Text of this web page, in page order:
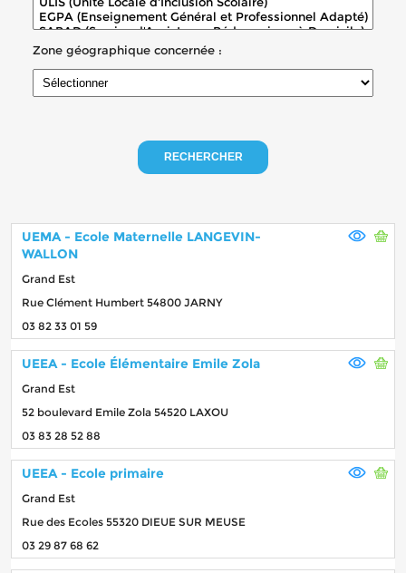
Zone géographique concernée :
RECHERCHER
UEMA - Ecole Maternelle LANGEVIN-
WALLON
Grand Est
Rue Clément Humbert 54800 JARNY
03 82 33 01 59
UEEA - Ecole Élémentaire Emile Zola
Grand Est
52 boulevard Emile Zola 54520 LAXOU
03 83 28 52 88
UEEA - Ecole primaire
Grand Est
Rue des Ecoles 55320 DIEUE SUR MEUSE
03 29 87 68 62